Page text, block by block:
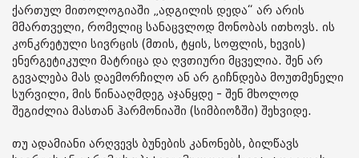
ქართულ მითოლოგიაში „ადგილის დედა“ არ არის
მმართველი, რომელიც სანაცვლოდ მონობას ითხოვს. ის
კონკრეტული სივრცის (მთის, ტყის, სოფლის, ხევის)
ენერგეტიკული მატრიცა და ღვთიური მცველია. შენ არ
გევალება მას დაემორჩილო ან არ გიჩნდება მოუთმენელი
სურვილი, მის წინააღმდეგ აჯანყდე - შენ მხოლოდ
შეგიძლია მასთან ჰარმონიაში (სიმბიოზში) შეხვიდე.
თუ ადამიანი არღვევს ბუნების კანონებს, ბილწავს